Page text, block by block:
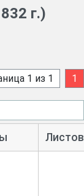
г.)
1 из 1 1
Листов